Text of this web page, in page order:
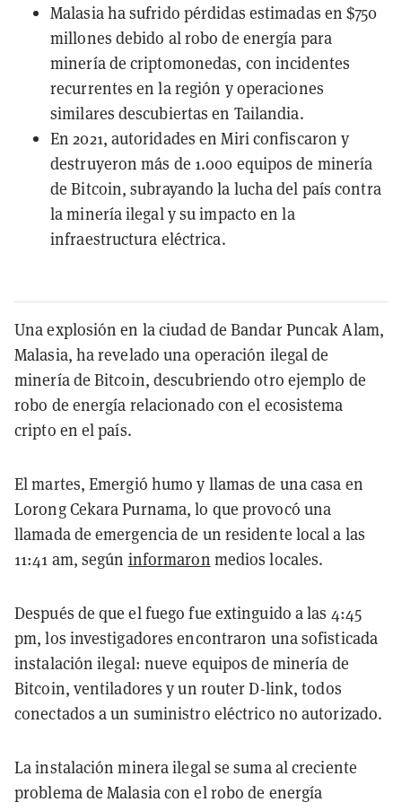
Malasia ha sufrido pérdidas estimadas en $750
millones debido al robo de energía para
minería de criptomonedas, con incidentes
recurrentes en la región y operaciones
similares descubiertas en Tailandia.
En 2021, autoridades en Miri confiscaron y
destruyeron más de 1.000 equipos de minería
de Bitcoin, subrayando la lucha del país contra
la minería ilegal y su impacto en la
infraestructura eléctrica.
Una explosión en la ciudad de Bandar Puncak Alam,
Malasia, ha revelado una operación ilegal de
minería de Bitcoin, descubriendo otro ejemplo de
robo de energía relacionado con el ecosistema
cripto en el país.
El martes, Emergió humo y llamas de una casa en
Lorong Cekara Purnama, lo que provocó una
llamada de emergencia de un residente local a las
11:41 am, según informaron medios locales.
Después de que el fuego fue extinguido a las 4:45
pm, los investigadores encontraron una sofisticada
instalación ilegal: nueve equipos de minería de
Bitcoin, ventiladores y un router D-link, todos
conectados a un suministro eléctrico no autorizado.
La instalación minera ilegal se suma al creciente
problema de Malasia con el robo de energía